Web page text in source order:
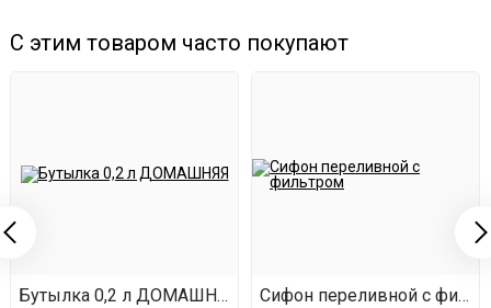
С этим товаром часто покупают
Бутылка 0,2 л ДОМАШНЯЯ
Сифон переливной с